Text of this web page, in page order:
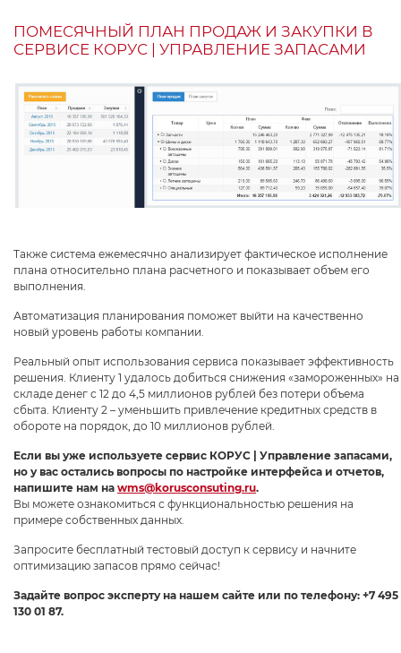
ПОМЕСЯЧНЫЙ ПЛАН ПРОДАЖ И ЗАКУПКИ В
СЕРВИСЕ КОРУС | УПРАВЛЕНИЕ ЗАПАСАМИ
Также система ежемесячно анализирует фактическое исполнение
плана относительно плана расчетного и показывает объем его
выполнения.
Автоматизация планирования поможет выйти на качественно
новый уровень работы компании.
Реальный опыт использования сервиса показывает эффективность
решения. Клиенту 1 удалось добиться снижения «замороженных» на
складе денег с 12 до 4,5 миллионов рублей без потери объема
сбыта. Клиенту 2 – уменьшить привлечение кредитных средств в
обороте на порядок, до 10 миллионов рублей.
Если вы уже используете сервис КОРУС | Управление запасами,
но у вас остались вопросы по настройке интерфейса и отчетов,
напишите нам на wms@korusconsuting.ru.
Вы можете ознакомиться с функциональностью решения на
примере собственных данных.
Запросите бесплатный тестовый доступ к сервису и начните
оптимизацию запасов прямо сейчас!
Задайте вопрос эксперту на нашем сайте или по телефону: +7 495
130 01 87.